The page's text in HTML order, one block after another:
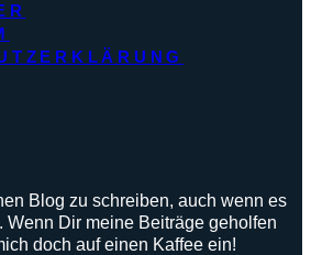
Blog zu schreiben, auch wenn es
Wenn Dir meine Beiträge geholfen
doch auf einen Kaffee ein!